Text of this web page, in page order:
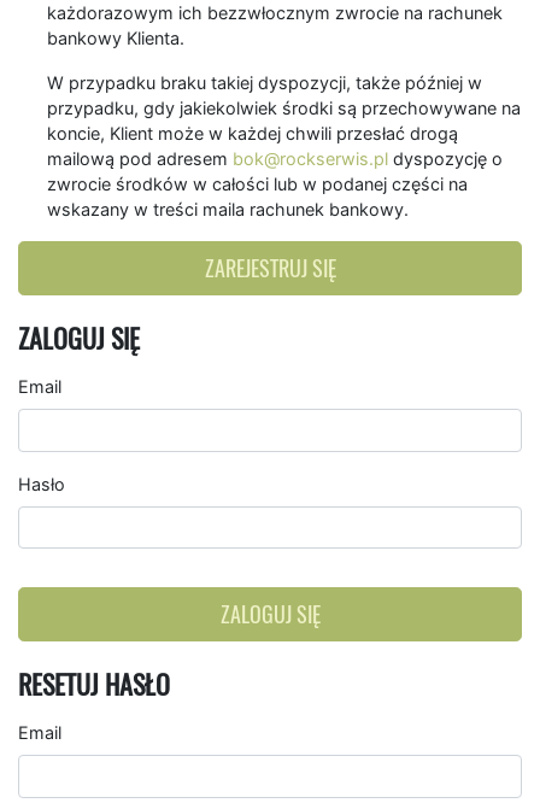
każdorazowym ich bezzwłocznym zwrocie na rachunek
bankowy Klienta.
W przypadku braku takiej dyspozycji, także później w
przypadku, gdy jakiekolwiek środki są przechowywane na
koncie, Klient może w każdej chwili przesłać drogą
mailową pod adresem bok@rockserwis.pl dyspozycję o
zwrocie środków w całości lub w podanej części na
wskazany w treści maila rachunek bankowy.
ZAREJESTRUJ SIĘ
ZALOGUJ SIĘ
Email
Hasło
ZALOGUJ SIĘ
RESETUJ HASŁO
Email